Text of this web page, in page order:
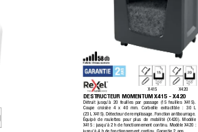
X415 X420
DESTRUCTEUR MOMENTUM X415 - X420
Détruit jusqu’à 20 feuilles par passage (15 feuilles X415).
Coupe croisée 4 x 40 mm. Corbeille extractible : 30 L
(23 L X415). Détecteur de remplissage. Fonction antibourrage.
Équipé de roulettes pour plus de mobilité (X420). Modèle
X415 : jusqu'à 2 h de fonctionnement continu. Modèle X420 :
jusqu'à 4 h de fonctionnement continu. Garantie 2 ans.